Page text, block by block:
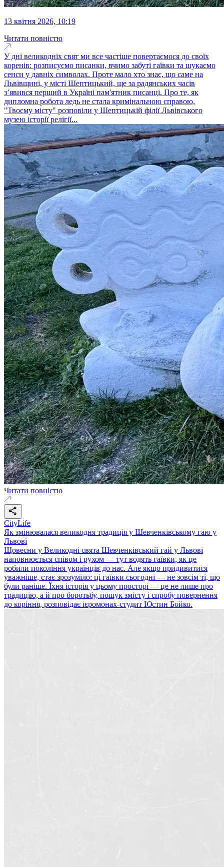
13 квітня 2026, 10:19
Читати повністю
У дні великодніх свят ми все частіше повертаємося до своїх
коренів: розписуємо писанки, вчимо забуті гаївки та шукаємо
сенси у давніх символах. Проте мало хто знає, що саме на
Львівщині, у місті Шептицький, ще за радянських часів
з’явився перший в Україні пам'ятник писанці. Про те, як
дипломна робота ледь не стала кримінальною справою,
"Твоєму місту" розповіли у Шептицькій філії Львівського
музею історії релігії...
Читати повністю
CityLife
Як змінювалася великодня традиція у Шевченківському гаю у
Львові
Щовесни у Великодні свята Шевченківський гай у Львові
наповнюється співом і рухом — тут водять гаївки, як це
робили покоління українців до нас. Але якщо придивитися
уважніше, стає зрозуміло: ці гаївки сьогодні — не зовсім ті, що
були раніше. Їхня історія у цьому просторі — це не лише про
традицію, а й про боротьбу, пошук змісту і спробу повернення
до коріння, розповідає ієромонах-студит Юстин Бойко.